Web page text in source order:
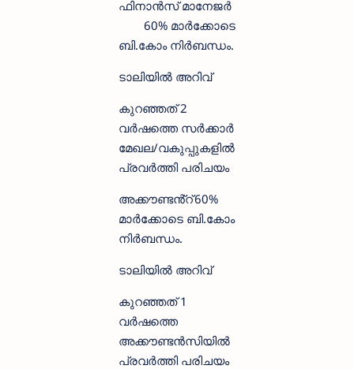
ഫിനാൻസ് മാനേജർ
60% മാർക്കോടെ
ബി.കോം നിർബന്ധം.
ടാലിയിൽ അറിവ്
കുറഞ്ഞത് 2
വർഷത്തെ സർക്കാർ
മേഖല/വകുപ്പുകളിൽ
പ്രവർത്തി പരിചയം
അക്കൗണ്ടൻ്റ്60%
മാർക്കോടെ ബി.കോം
നിർബന്ധം.
ടാലിയിൽ അറിവ്
കുറഞ്ഞത് 1
വർഷത്തെ
അക്കൗണ്ടൻസിയിൽ
പ്രവർത്തി പരിചയം